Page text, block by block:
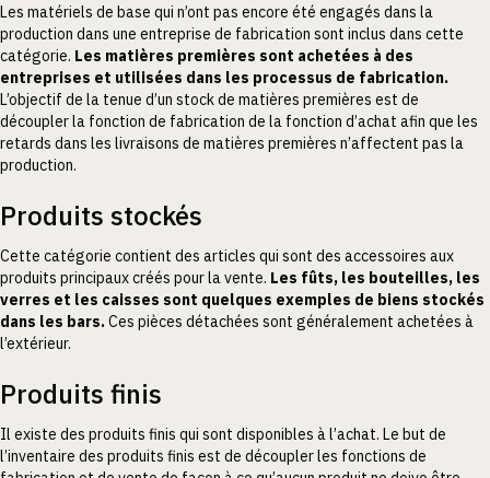
Les matériels de base qui n’ont pas encore été engagés dans la
production dans une entreprise de fabrication sont inclus dans cette
catégorie. Les matières premières sont achetées à des
entreprises et utilisées dans les processus de fabrication.
L’objectif de la tenue d’un stock de matières premières est de
découpler la fonction de fabrication de la fonction d’achat afin que les
retards dans les livraisons de matières premières n’affectent pas la
production.
Produits stockés
Cette catégorie contient des articles qui sont des accessoires aux
produits principaux créés pour la vente. Les fûts, les bouteilles, les
verres et les caisses sont quelques exemples de biens stockés
dans les bars.Ces pièces détachées sont généralement achetées à
l’extérieur.
Produits finis
Il existe des produits finis qui sont disponibles à l’achat. Le but de
l’inventaire des produits finis est de découpler les fonctions de